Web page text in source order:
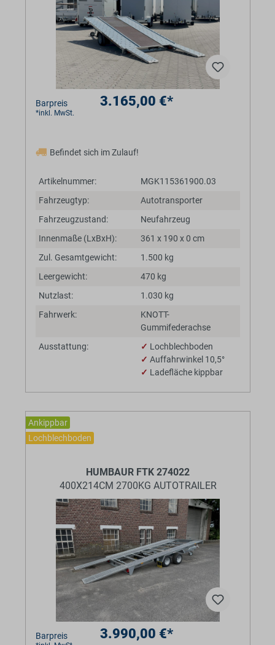
Barpreis 3.165,00 €*
*inkl. MwSt.
Befindet sich im Zulauf!
Artikelnummer:
MGK115361900.03
Fahrzeugtyp:
Autotransporter
Fahrzeugzustand:
Neufahrzeug
Innenmaße (LxBxH):
361 x 190 x 0 cm
Zul. Gesamtgewicht:
1.500 kg
Leergewicht:
470 kg
Nutzlast:
1.030 kg
Fahrwerk:
KNOTT-
Gummifederachse
Ausstattung:
✓ Lochblechboden
✓ Auffahrwinkel 10,5°
✓ Ladefläche kippbar
Ankippbar
Lochblechboden
HUMBAUR FTK 274022
400X214CM 2700KG AUTOTRAILER
Barpreis 3.990,00 €*